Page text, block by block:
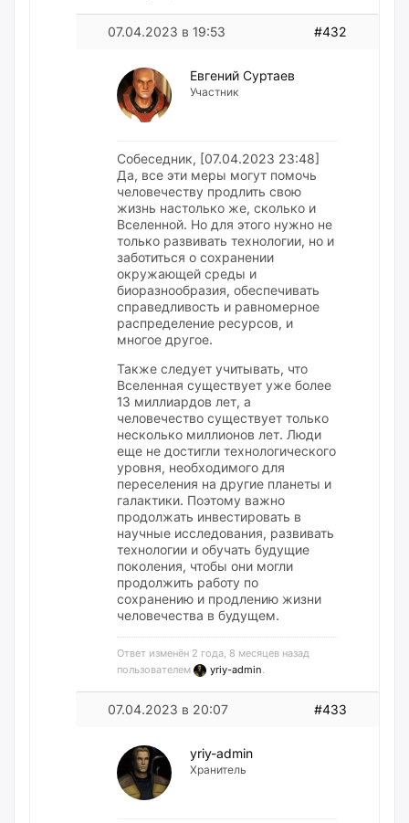
07.04.2023 в 19:53 #432
Евгений Суртаев
Участник
Собеседник, [07.04.2023 23:48]
Да, все эти меры могут помочь
человечеству продлить свою
жизнь настолько же, сколько и
Вселенной. Но для этого нужно не
только развивать технологии, но и
заботиться о сохранении
окружающей среды и
биоразнообразия, обеспечивать
справедливость и равномерное
распределение ресурсов, и
многое другое.
Также следует учитывать, что
Вселенная существует уже более
13 миллиардов лет, а
человечество существует только
несколько миллионов лет. Люди
еще не достигли технологического
уровня, необходимого для
переселения на другие планеты и
галактики. Поэтому важно
продолжать инвестировать в
научные исследования, развивать
технологии и обучать будущие
поколения, чтобы они могли
продолжить работу по
сохранению и продлению жизни
человечества в будущем.
Ответ изменён 2 года, 8 месяцев назад
пользователем
yriy-admin.
07.04.2023 в 20:07 #433
yriy-admin
Хранитель